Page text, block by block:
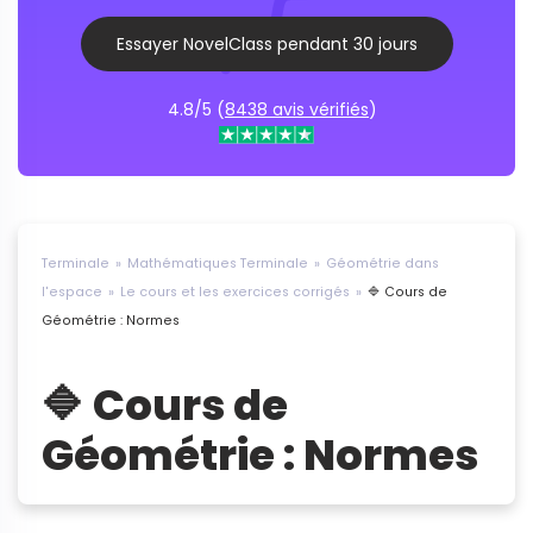
Essayer NovelClass pendant 30 jours
4.8/5 (8438 avis vérifiés)
Terminale Mathématiques Terminale
Géométrie dans
l'espace
Le cours et les exercices corrigés
🔷 Cours de
Géométrie : Normes
🔷 Cours de
Géométrie : Normes